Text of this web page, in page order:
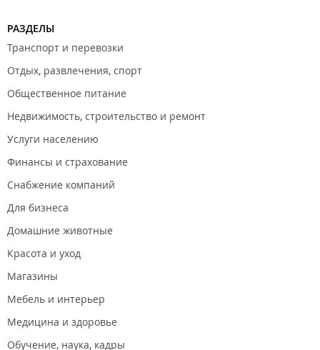
должна быть не менее 1000 руб. Оплаченные заказы
собираются в тот же день или в течении суток после оплаты,
в зависимости от наличия товара.
Филиалы находятся в ТЦ "Эгершельд
"Первореченский", ТЦ "Ладыгина
" Заря".
ООО "Зооград".
РАЗДЕЛЫ
Транспорт и перевозки
Отдых, развлечения, спорт
Общественное питание
Недвижимость, строительство и ремонт
Услуги населению
Финансы и страхование
Снабжение компаний
Для бизнеса
Домашние животные
Красота и уход
Магазины
Мебель и интерьер
Медицина и здоровье
Обучение, наука, кадры